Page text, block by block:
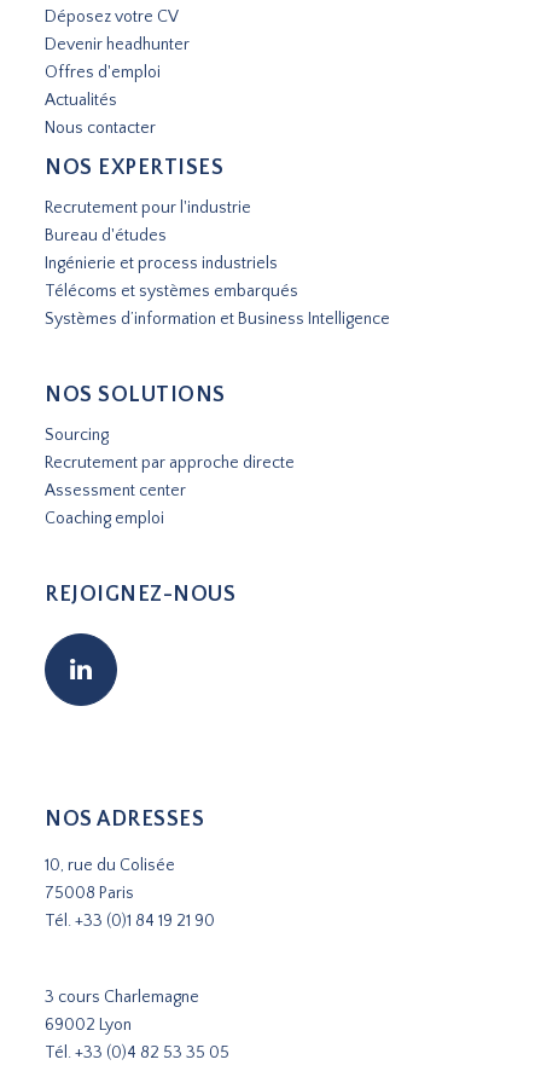
Déposez votre CV
Devenir headhunter
Offres d'emploi
Actualités
Nous contacter
NOS EXPERTISES
Recrutement pour l'industrie
Bureau d'études
Ingénierie et process industriels
Télécoms et systèmes embarqués
Systèmes d’information et Business Intelligence
NOS SOLUTIONS
Sourcing
Recrutement par approche directe
Assessment center
Coaching emploi
REJOIGNEZ-NOUS
NOS ADRESSES
10, rue du Colisée
75008 Paris
Tél.+33 (0)1 84 19 21 90
3 cours Charlemagne
69002 Lyon
Tél.+33 (0)4 82 53 35 05